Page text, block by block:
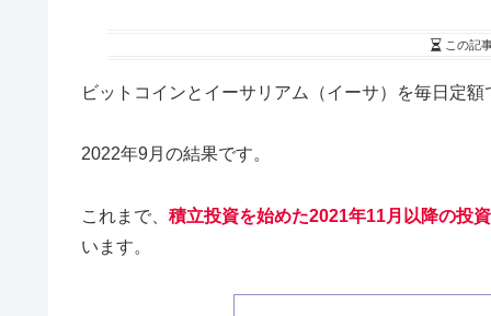
この記
ビットコインとイーサリアム（イーサ）を毎日定
2022年9月の結果です。
これまで、 積立投資を始めた2021年11月以降の投
います。